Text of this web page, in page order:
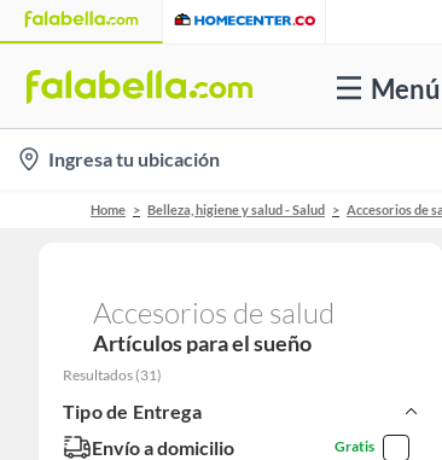
Menú
location-
icon
Ingresa tu ubicación
Home Belleza, higiene y salud - Salud Accesorios de
Accesorios de salud
Artículos para el sueño
Resultados (31)
Tipo de Entrega
Envío a domicilio
Gratis